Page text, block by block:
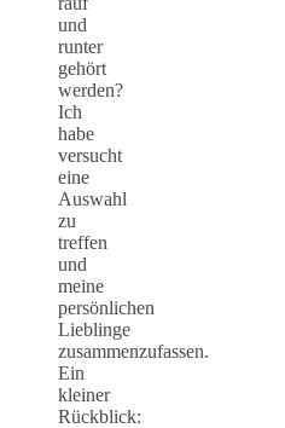
und
runter
gehört
werden?
Ich
habe
versucht
eine
Auswahl
zu
treffen
und
meine
persönlichen
Lieblinge
zusammenzufassen.
Ein
kleiner
Rückblick: